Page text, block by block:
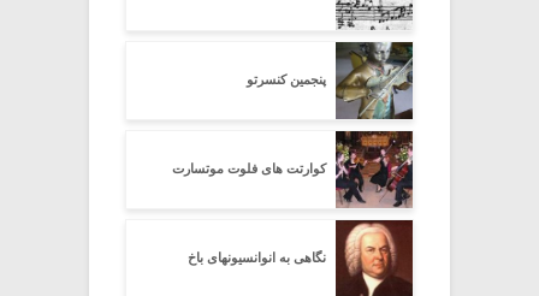
پنجمین کنسرتو
کوارتت های فلوت موتسارت
نگاهی به انوانسیونهای باخ